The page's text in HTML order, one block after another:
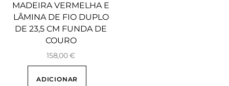
MADEIRA VERMELHA E
LÂMINA DE FIO DUPLO
DE 23,5 CM FUNDA DE
COURO
158,00€
ADICIONAR